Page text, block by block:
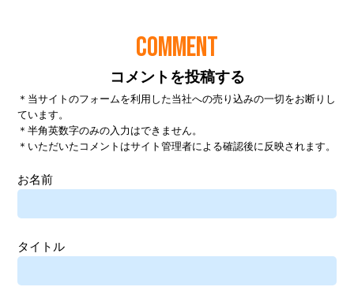
COMMENT
コメントを投稿する
＊当サイトのフォームを利用した当社への売り込みの一切をお断りし
ています。
＊半角英数字のみの入力はできません。
＊いただいたコメントはサイト管理者による確認後に反映されます。
お名前
タイトル